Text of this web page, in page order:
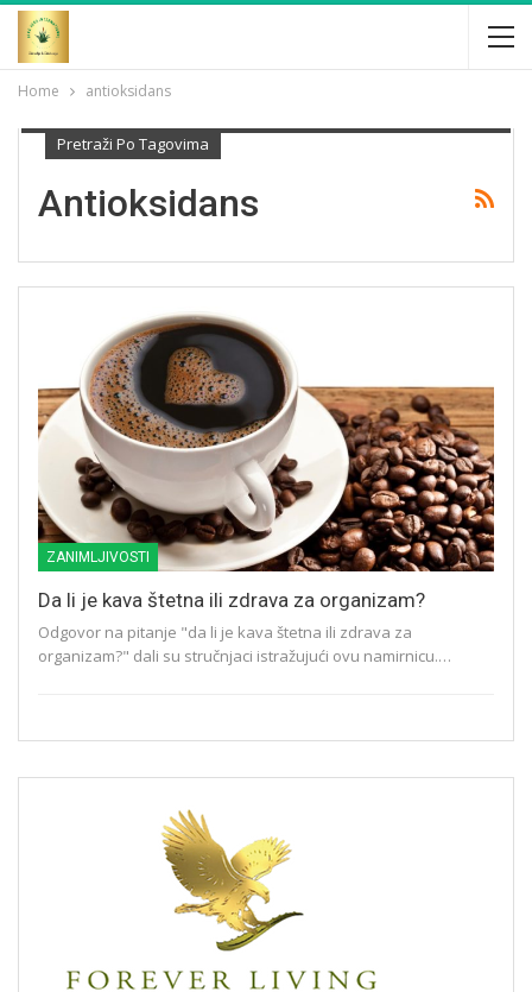
Home antioksidans
Pretraži Po Tagovima
Antioksidans
ZANIMLJIVOSTI
Da li je kava štetna ili zdrava za organizam?
Odgovor na pitanje "da li je kava štetna ili zdrava za
organizam?" dali su stručnjaci istražujući ovu namirnicu.…